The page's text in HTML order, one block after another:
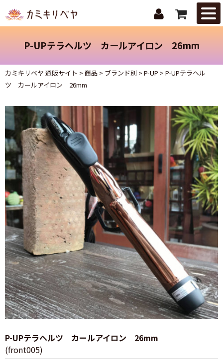
はじめての
トピックス
ご注文ガイ
お問合せ
P-UPテラヘルツ カールアイロン 26mm
カミキリベヤ 通販サイト > 商品 > ブランド別 > P-UP > P-UPテラヘル
ツ カールアイロン 26mm
P-UPテラヘルツ カールアイロン 26mm
(front005)